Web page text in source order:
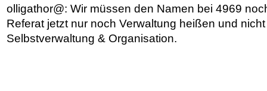
olligathor@: Wir müssen den Namen bei 4969
Referat jetzt nur noch Verwaltung heißen und
Selbstverwaltung & Organisation.